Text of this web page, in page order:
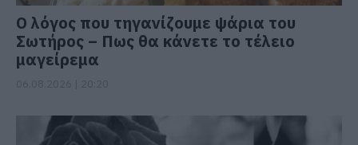
Ο λόγος που τηγανίζουμε ψάρια του
Σωτήρος – Πως θα κάνετε το τέλειο
μαγείρεμα